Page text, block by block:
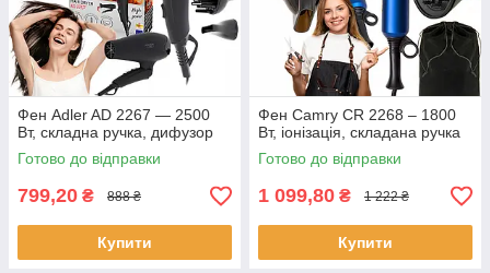
Фен Adler AD 2267 — 2500
Вт, складна ручка, дифузор
Готово до відправки
799,20 ₴ 888 ₴
Купити
Фен Camry CR 2268 – 1800
Вт, іонізація, складана ручка
Готово до відправки
1 099,80 ₴ 1 222 ₴
Купити